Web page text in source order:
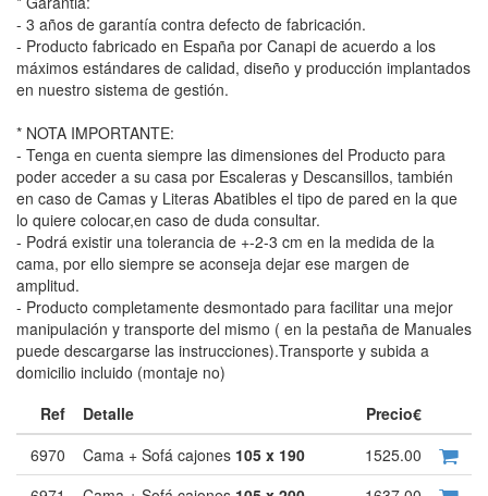
- 3 años de garantía contra defecto de fabricación.
- Producto fabricado en España por Canapi de acuerdo a los
máximos estándares de calidad, diseño y producción implantados
en nuestro sistema de gestión.
* NOTA IMPORTANTE:
- Tenga en cuenta siempre las dimensiones del Producto para
poder acceder a su casa por Escaleras y Descansillos, también
en caso de Camas y Literas Abatibles el tipo de pared en la que
lo quiere colocar,en caso de duda consultar.
- Podrá existir una tolerancia de +-2-3 cm en la medida de la
cama, por ello siempre se aconseja dejar ese margen de
amplitud.
- Producto completamente desmontado para facilitar una mejor
manipulación y transporte del mismo ( en la pestaña de Manuales
puede descargarse las instrucciones).Transporte y subida a
domicilio incluido (montaje no)
Ref
Detalle
Precio€
6970
Cama + Sofá cajones 105 x 190
1525.00